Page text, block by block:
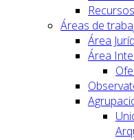
Áreas de
Área
Área